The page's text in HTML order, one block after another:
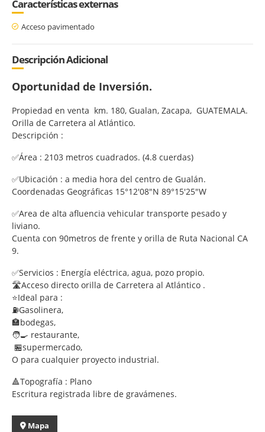
Características externas
Acceso pavimentado
Descripción Adicional
Oportunidad de Inversión.
Propiedad en venta km. 180, Gualan, Zacapa, GUATEMALA.
Orilla de Carretera al Atlántico.
Descripción :
✅Área : 2103 metros cuadrados. (4.8 cuerdas)
✅Ubicación : a media hora del centro de Gualán.
Coordenadas Geográficas 15°12'08"N 89°15'25"W
✅Area de alta afluencia vehicular transporte pesado y
liviano.
Cuenta con 90metros de frente y orilla de Ruta Nacional CA
9.
✅Servicios : Energía eléctrica, agua, pozo propio.
🛣Acceso directo orilla de Carretera al Atlántico .
⭐Ideal para :
⛽Gasolinera,
🏣bodegas,
🧑‍🍳 restaurante,
🏪supermercado,
O para cualquier proyecto industrial.
🔺Topografía : Plano
Escritura registrada libre de gravámenes.
Mapa